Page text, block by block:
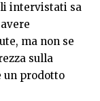
intervistati sa
ma non se
sulla
un prodotto